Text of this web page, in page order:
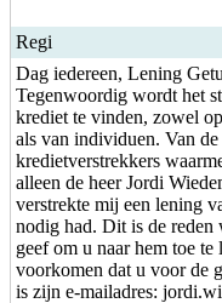
Regi
Dag iedereen, Lening
Tegenwoordig wordt het
krediet te vinden, zowel
als van individuen. Van de
kredietverstrekkers
alleen de heer Jordi
verstrekte mij een lening
nodig had. Dit is de
geef om u naar hem toe te
voorkomen dat u voor de
is zijn e-mailadres: